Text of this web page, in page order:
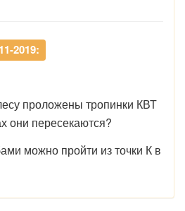
2019:
проложены тропинки КВТ
они пересекаются?
можно пройти из точки К в